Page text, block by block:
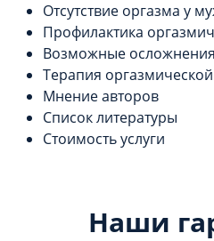
Отсутствие оргазма у
Профилактика
Возможные осложнения
Терапия
Мнение авторов
Список литературы
Стоимость услуги
Наши